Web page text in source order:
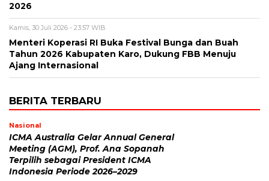
2026
Kamis, 30 Juli 2026 - 23:57 WIB
Menteri Koperasi RI Buka Festival Bunga dan Buah
Tahun 2026 Kabupaten Karo, Dukung FBB Menuju
Ajang Internasional
BERITA TERBARU
Nasional
ICMA Australia Gelar Annual General
Meeting (AGM), Prof. Ana Sopanah
Terpilih sebagai President ICMA
Indonesia Periode 2026–2029